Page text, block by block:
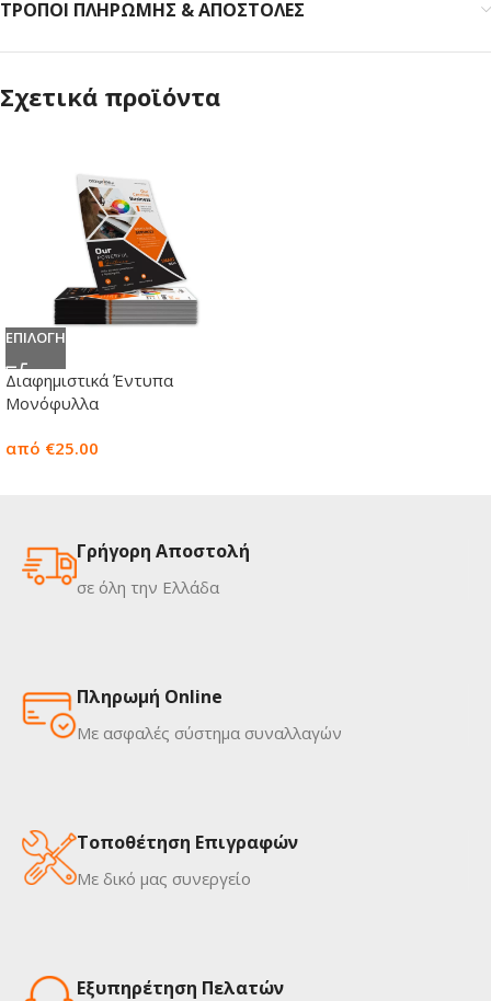
ΤΡΟΠΟΙ ΠΛΗΡΩΜΗΣ & ΑΠΟΣΤΟΛΕΣ
Σχετικά προϊόντα
ΕΠΙΛΟΓΗ
Διαφημιστικά Έντυπα
Μονόφυλλα
από €25.00
Γρήγορη Αποστολή
σε όλη την Ελλάδα
Πληρωμή Online
Με ασφαλές σύστημα συναλλαγών
Τοποθέτηση Επιγραφών
Με δικό μας συνεργείο
Εξυπηρέτηση Πελατών